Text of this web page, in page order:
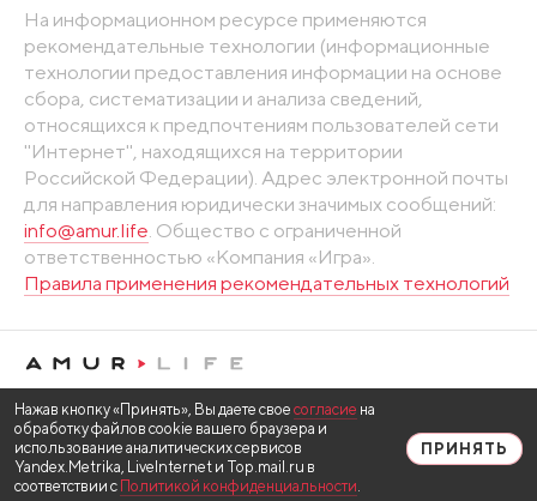
На информационном ресурсе применяются
рекомендательные технологии (информационные
технологии предоставления информации на основе
сбора, систематизации и анализа сведений,
относящихся к предпочтениям пользователей сети
"Интернет", находящихся на территории
Российской Федерации). Адрес электронной почты
для направления юридически значимых сообщений:
info@amur.life. Общество с ограниченной
ответственностью «Компания «Игра».
Правила применения рекомендательных технологий
Нажав кнопку «Принять», Вы даете свое согласие на
обработку файлов cookie вашего браузера и
использование аналитических сервисов
Yandex.Metrika, LiveInternet и Top.mail.ru в
соответствии с Политикой конфиденциальности.
ПРИНЯТЬ